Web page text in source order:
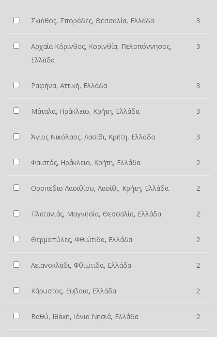
Σκιάθος, Σποράδες, Θεσσαλία, Ελλάδα 3
Αρχαία Κόρινθος, Κορινθία, Πελοπόννησος,
Ελλάδα
3
Ραφήνα, Αττική, Ελλάδα 3
Μάταλα, Ηράκλειο, Κρήτη, Ελλάδα 3
Άγιος Νικόλαος, Λασίθι, Κρήτη, Ελλάδα 3
Φαιστός, Ηράκλειο, Κρήτη, Ελλάδα 2
Οροπέδιο Λασιθίου, Λασίθι, Κρήτη, Ελλάδα 2
Πλατανιάς, Μαγνησία, Θεσσαλία, Ελλάδα 2
Θερμοπύλες, Φθιώτιδα, Ελλάδα 2
Λειανοκλάδι, Φθιώτιδα, Ελλάδα 2
Κάρυστος, Εύβοια, Ελλάδα 2
Βαθύ, Ιθάκη, Ιόνια Νησιά, Ελλάδα 2